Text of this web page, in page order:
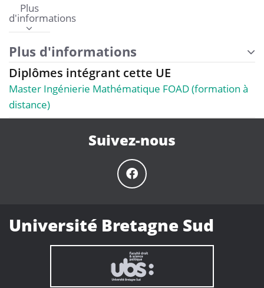
Plus
d'informations
Plus d'informations
Diplômes intégrant cette UE
Master Ingénierie Mathématique FOAD (formation à
distance)
Suivez-nous
Université Bretagne Sud